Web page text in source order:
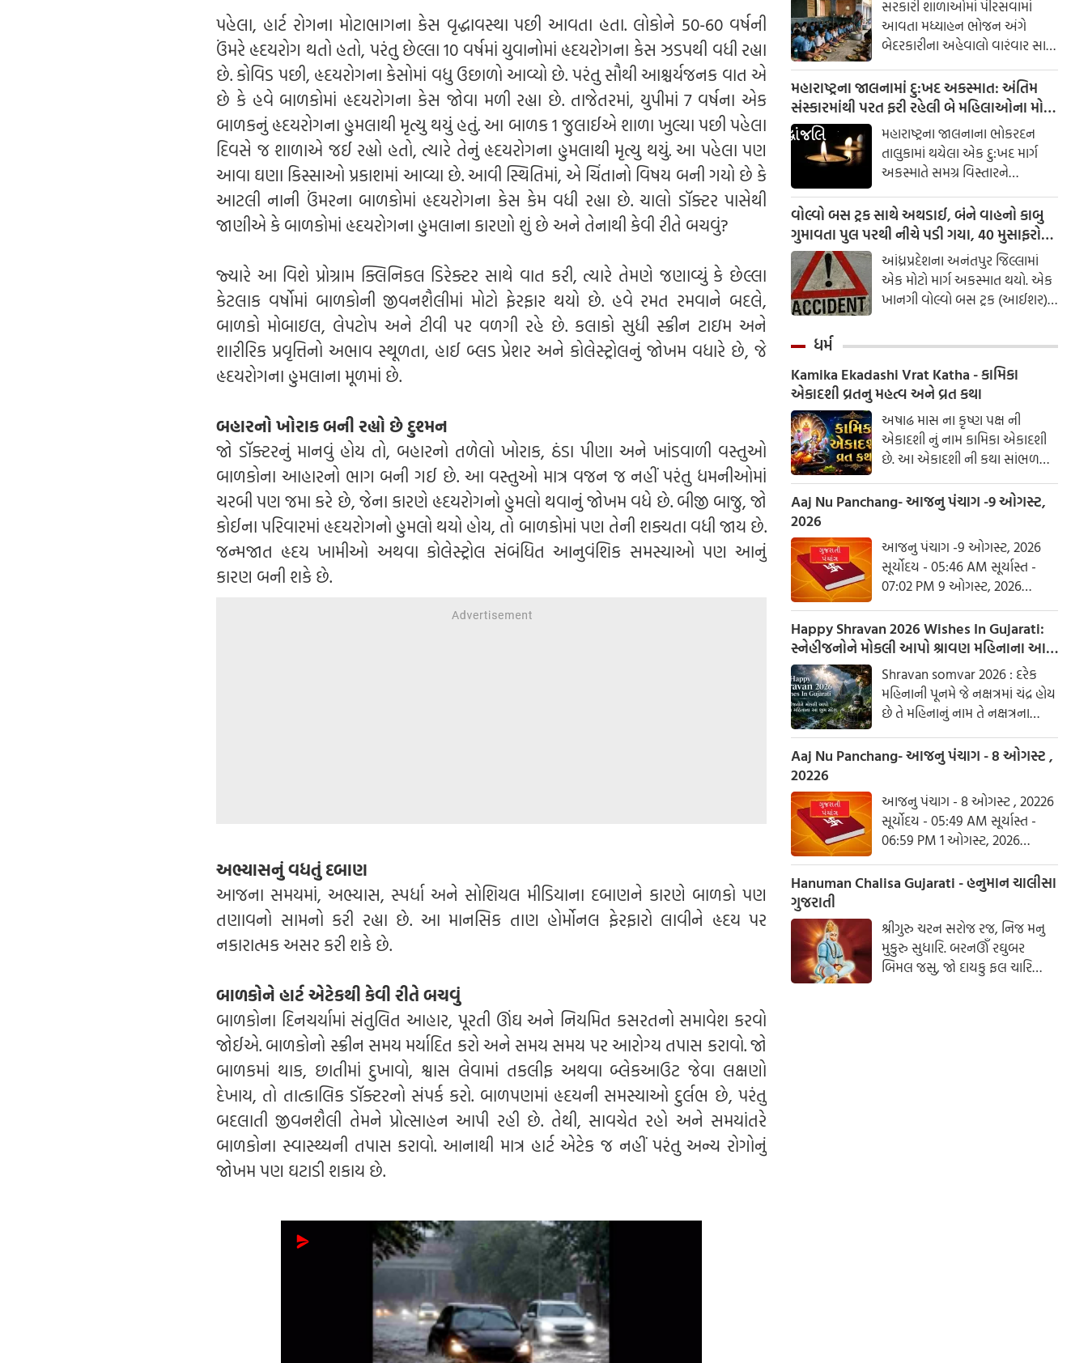
પહેલા, હાર્ટ રોગના મોટાભાગના કેસ વૃદ્ધાવસ્થા પછી આવતા હતા. લોકોને 50-60 વર્ષની
ઉંમરે હૃદયરોગ થતો હતો, પરંતુ છેલ્લા 10 વર્ષમાં યુવાનોમાં હૃદયરોગના કેસ ઝડપથી વધી રહ્યા
છે. કોવિડ પછી, હૃદયરોગના કેસોમાં વધુ ઉછાળો આવ્યો છે. પરંતુ સૌથી આશ્ચર્યજનક વાત એ
છે કે હવે બાળકોમાં હૃદયરોગના કેસ જોવા મળી રહ્યા છે. તાજેતરમાં, યુપીમાં 7 વર્ષના એક
બાળકનું હૃદયરોગના હુમલાથી મૃત્યુ થયું હતું. આ બાળક 1 જુલાઈએ શાળા ખુલ્યા પછી પહેલા
દિવસે જ શાળાએ જઈ રહ્યો હતો, ત્યારે તેનું હૃદયરોગના હુમલાથી મૃત્યુ થયું. આ પહેલા પણ
આવા ઘણા કિસ્સાઓ પ્રકાશમાં આવ્યા છે. આવી સ્થિતિમાં, એ ચિંતાનો વિષય બની ગયો છે કે
આટલી નાની ઉંમરના બાળકોમાં હૃદયરોગના કેસ કેમ વધી રહ્યા છે. ચાલો ડૉક્ટર પાસેથી
જાણીએ કે બાળકોમાં હૃદયરોગના હુમલાના કારણો શું છે અને તેનાથી કેવી રીતે બચવું?
જ્યારે આ વિશે પ્રોગ્રામ ક્લિનિકલ ડિરેક્ટર સાથે વાત કરી, ત્યારે તેમણે જણાવ્યું કે છેલ્લા
કેટલાક વર્ષોમાં બાળકોની જીવનશૈલીમાં મોટો ફેરફાર થયો છે. હવે રમત રમવાને બદલે,
બાળકો મોબાઇલ, લેપટોપ અને ટીવી પર વળગી રહે છે. કલાકો સુધી સ્ક્રીન ટાઇમ અને
શારીરિક પ્રવૃત્તિનો અભાવ સ્થૂળતા, હાઈ બ્લડ પ્રેશર અને કોલેસ્ટ્રોલનું જોખમ વધારે છે, જે
હૃદયરોગના હુમલાના મૂળમાં છે.
બહારનો ખોરાક બની રહ્યો છેદુશ્મન
જો ડૉક્ટરનું માનવું હોય તો, બહારનો તળેલો ખોરાક, ઠંડા પીણા અને ખાંડવાળી વસ્તુઓ
બાળકોના આહારનો ભાગ બની ગઈ છે. આ વસ્તુઓ માત્ર વજન જ નહીં પરંતુ ધમનીઓમાં
ચરબી પણ જમા કરે છે, જેના કારણે હૃદયરોગનો હુમલો થવાનું જોખમ વધે છે. બીજી બાજુ, જો
કોઈના પરિવારમાં હૃદયરોગનો હુમલો થયો હોય, તો બાળકોમાં પણ તેની શક્યતા વધી જાય છે.
જન્મજાત હૃદય ખામીઓ અથવા કોલેસ્ટ્રોલ સંબંધિત આનુવંશિક સમસ્યાઓ પણ આનું
કારણ બની શકે છે.
અભ્યાસનું વધતું દબાણ
આજના સમયમાં, અભ્યાસ, સ્પર્ધા અને સોશિયલ મીડિયાના દબાણને કારણે બાળકો પણ
તણાવનો સામનો કરી રહ્યા છે. આ માનસિક તાણ હોર્મોનલ ફેરફારો લાવીને હૃદય પર
નકારાત્મક અસર કરી શકે છે.
બાળકોને હાર્ટ એટેકથી કેવી રીતે બચવું
બાળકોના દિનચર્યામાં સંતુલિત આહાર, પૂરતી ઊંઘ અને નિયમિત કસરતનો સમાવેશ કરવો
જોઈએ. બાળકોનો સ્ક્રીન સમય મર્યાદિત કરો અને સમય સમય પર આરોગ્ય તપાસ કરાવો. જો
બાળકમાં થાક, છાતીમાં દુખાવો, શ્વાસ લેવામાં તકલીફ અથવા બ્લેકઆઉટ જેવા લક્ષણો
દેખાય, તો તાત્કાલિક ડૉક્ટરનો સંપર્ક કરો. બાળપણમાં હૃદયની સમસ્યાઓ દુર્લભ છે, પરંતુ
બદલાતી જીવનશૈલી તેમને પ્રોત્સાહન આપી રહી છે. તેથી, સાવચેત રહો અને સમયાંતરે
બાળકોના સ્વાસ્થ્યની તપાસ કરાવો. આનાથી માત્ર હાર્ટ એટેક જ નહીં પરંતુ અન્ય રોગોનું
જોખમ પણ ઘટાડી શકાય છે.
સંગઠનો વચ્ચે બેઠકો છતાં, ગતિરોધ
ઉકેલાયો નહીં, જેના કારણે રવિવારે
વાટાઘાટોનો બીજો રાઉન્ડ યોજવાનો
નિર્ણય લેવામાં આવ્યો.
સરકારી શાળાઓમાં પીરસવામાં
આવતા મધ્યાહન ભોજન અંગે
બેદરકારીના અહેવાલો વારંવાર સામે
આવે છે. ઘણીવાર, ખોરાકની
ગુણવત્તા એટલી નબળી હોય છે કે
એક ડંખ પણ ખાઈ શકાતો નથી.
પરંતુ તાજેતરના સમાચાર તમને
ચોંકાવી દેશે. અહેવાલો અનુસાર,
બિહારના મધેપુરા જિલ્લાની એક
શાળામાં બાળકોને પીરસવામાં
આવતા મધ્યાહન ભોજનમાં એક મૃત
ગરોળી મળી આવી હતી. આ
સમાચારે સમગ્ર જિલ્લામાં અને
સોશિયલ મીડિયા પર હંગામો મચાવ્યો
હતો, જેના કારણે મધ્યાહન
ભોજનની ગુણવત્તા અંગે ભારે ચર્ચા
મહારાષ્ટ્રના જાલનામાં દુ:ખદ અકસ્માત: અંતિમ
સંસ્કારમાંથી પરત ફરી રહેલી બે મહિલાઓના મોત;
કુવામાં પડી ગયા બાદ 13 કલાક પછી કાર બહાર
આવી
મહારાષ્ટ્રના જાલનાના ભોકરદન
તાલુકામાં થયેલા એક દુ:ખદ માર્ગ
અકસ્માતે સમગ્ર વિસ્તારને
હચમચાવી દીધો. સંબંધીના અંતિમ
સંસ્કારમાંથી ઘરે પરત ફરી રહેલા
ત્રણ લોકો ક્રેટા કાર અકસ્માતમાં
સંડોવાયેલા હતા. પારધ-પદ્માવતી
રોડ પર એક ટુ-વ્હીલર સાથે
અથડાયા બાદ, કારે કાબુ ગુમાવ્યો
અને રસ્તાની બાજુમાં આવેલા
અચાનક જ ગબડી ગઈ. અકસ્માત
સમયે, બે મહિલાઓ અને એક પુરુષ
કારમાં હતા. તેઓ અંતિમ સંસ્કારમાં
હાજરી આપીને ધાવડા પરત ફરી રહ્યા
હતા
વોલ્વો બસ ટ્રક સાથે અથડાઈ, બંને વાહનો કાબુ
ગુમાવતા પુલ પરથી નીચે પડી ગયા, 40 મુસાફરો
ઘાયલ, 10 ગંભીર - વિડિઓઆંધ્રપ્રદેશના અનંતપુર જિલ્લામાં
એક મોટો માર્ગ અકસ્માત થયો. એક
ખાનગી વોલ્વો બસ ટ્રક (આઈશર)
ઘાયલ થયા, જેમાંથી 10 લોકોની
હાલત ગંભીર હોવાનું કહેવાય છે.
અકસ્માત દરમિયાન બસ અને ટ્રક
પુલ પરથી પડી ગયા, જેના કારણે
બંને વાહનો ફાટી ગયા.
ધર્મ
Kamika Ekadashi Vrat Katha - કામિકા
એકાદશી વ્રતનુ મહત્વ અને વ્રત કથા
અષાઢ માસ ના કૃષ્ણ પક્ષ ની
એકાદશી નું નામ કામિકા એકાદશી
છે. આ એકાદશી ની કથા સાંભળવા
માત્રથી વાજપેય યજ્ઞ નું ફળ મળે છે.
કામિકા એકાદશી વ્રતમાં શંખ, ચક્ર,
ગદાધારી વિષ્ણુ ભગવાનની પૂજા
દિવસે વ્રત કરીને ભક્તિપૂર્વક તુલસી
દળ ભગવાન વિષ્ણુને અર્પણ કરે છે,
Aaj Nu Panchang- આજનુ પંચાગ -9 ઓગસ્ટ,
2026
આજનુ પંચાગ -9 ઓગસ્ટ, 2026
સૂર્યોદય - 05:46 AM સૂર્યાસ્ત -
07:02 PM 9 ઓગસ્ટ, 2026
રવિવાર આષાઢ વદ દશમ - વિક્રમ
સંવત 2082 આજ ની રાશિ - કુંભ
Happy Shravan 2026 Wishes In Gujarati:
સ્નેહીજનોને મોકલી આપો શ્રાવણ મહિનાના આ
શુભ સંદેશ
Shravan somvar 2026 : દરેક
મહિનાની પૂનમે જે નક્ષત્રમાં ચંદ્ર હોય
છે તે મહિનાનું નામ તે નક્ષત્રના
આધારે રાખવામાં આવ્યું છે. શ્રાવણ
નામ પણ શ્રવણ નક્ષત્રને આધારિત
Aaj Nu Panchang- આજનુ પંચાગ - 8 ઓગસ્ટ ,
20226
આજનુ પંચાગ - 8 ઓગસ્ટ , 20226
સૂર્યોદય - 05:49 AM સૂર્યાસ્ત -
06:59 PM 1 ઓગસ્ટ, 2026
શનિવાર આષાઢ વદ ત્રિજ- વિક્રમ
સંવત 2082
Hanuman Chalisa Gujarati - હનુમાન ચાલીસા
ગુજરાતી
શ્રીગુરુ ચરન સરોજ રજ, નિજ મનુ
મુકુરુ સુધારિ. બરનઊઁ રઘુબર
બિમલ જસુ, જો દાયકુ ફલ ચારિ